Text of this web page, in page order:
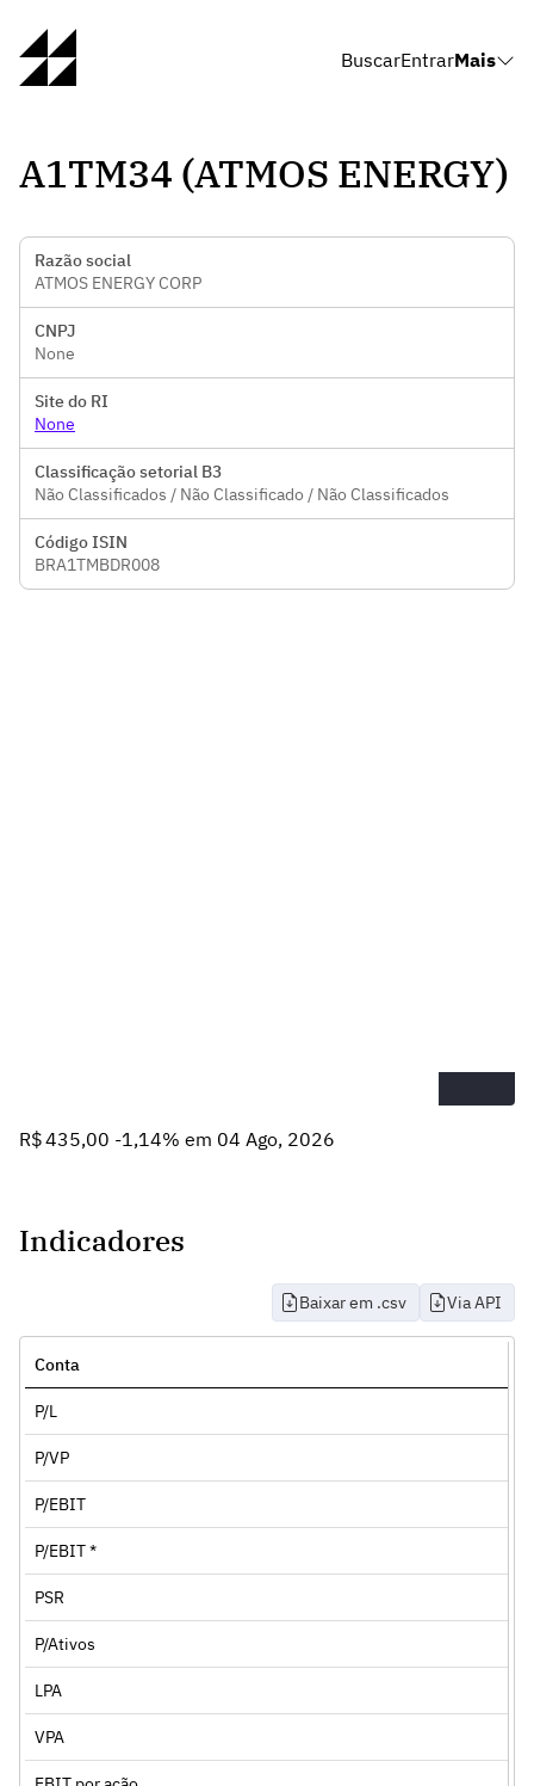
BuscarEntrarMais
A1TM34 (ATMOS ENERGY)
Razão social
ATMOS ENERGY CORP
CNPJ
None
Site do RI
None
Classificação setorial B3
Não Classificados / Não Classificado / Não Classificados
Código ISIN
BRA1TMBDR008
R$ 435,00 -1,14% em 04 Ago, 2026
Indicadores
Baixar em .csv Via API
Conta
P/L
P/VP
P/EBIT
P/EBIT *
PSR
P/Ativos
LPA
VPA